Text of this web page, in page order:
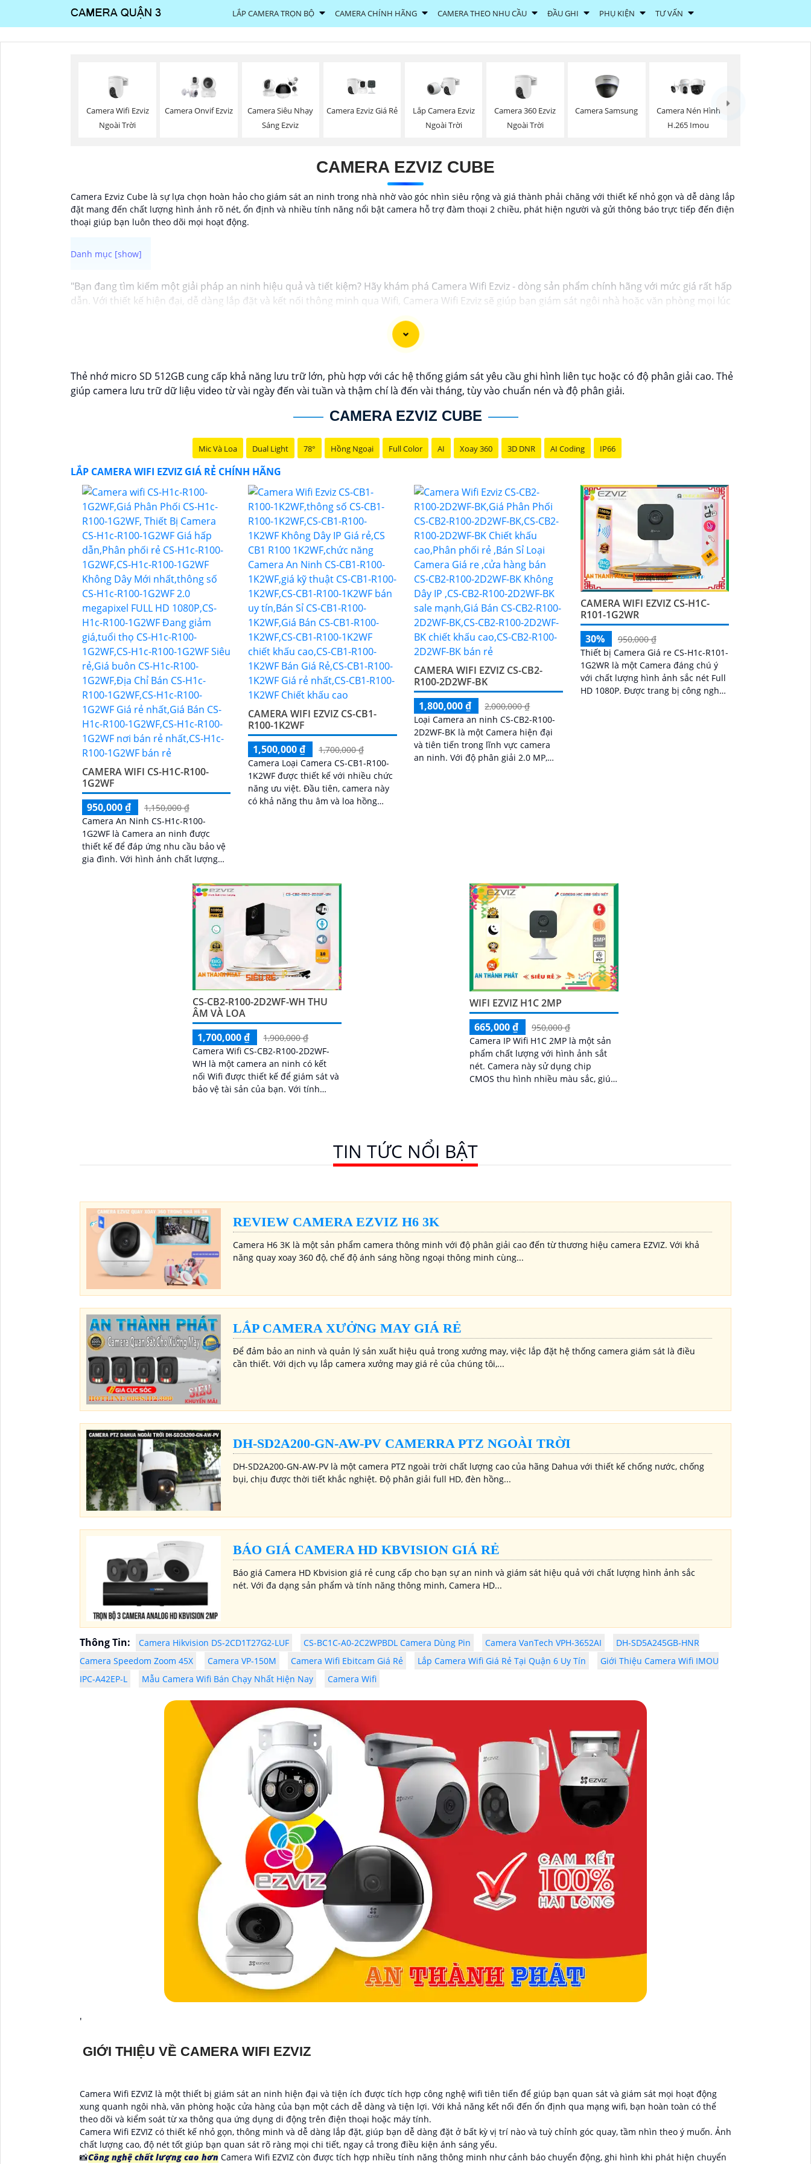
LẮP CAMERA TRỌN BỘ CAMERA CHÍNH HÃNG CAMERA THEO NHU CẦU ĐẦU GHI PHỤ KIỆN TƯ VẤN
Camera Wifi Ezviz
Ngoài Trời
Camera Onvif Ezviz
Camera Siêu Nhạy
Sáng Ezviz
Camera Ezviz Giá Rẻ
Lắp Camera Ezviz
Ngoài Trời
Camera 360 Ezviz
Ngoài Trời
Camera Samsung
Camera Nén Hình
H.265 Imou
CAMERA EZVIZ CUBE
Camera Ezviz Cube là sự lựa chọn hoàn hảo cho giám sát an ninh trong nhà nhờ vào góc nhìn siêu rộng và giá thành phải chăng với thiết kế nhỏ gọn và dễ dàng lắp
đặt mang đến chất lượng hình ảnh rõ nét, ổn định và nhiều tính năng nổi bật camera hỗ trợ đàm thoại 2 chiều, phát hiện người và gửi thông báo trực tiếp đến điện
thoại giúp bạn luôn theo dõi mọi hoạt động.
"Bạn đang tìm kiếm một giải pháp an ninh hiệu quả và tiết kiệm? Hãy khám phá Camera Wifi Ezviz - dòng sản phẩm chính hãng với mức giá rất hấp
dẫn. Với thiết kế hiện đại, dễ dàng lắp đặt và kết nối thông minh qua Wifi, Camera Wifi Ezviz sẽ giúp bạn giám sát ngôi nhà hoặc văn phòng mọi lúc
Không chỉ vậy, sản phẩm cũng mang lại chất lượng hình ảnh sắc nét và độ phân giải cao, cho phép bạn theo dõi mọi hoạt động một cách dễ dàng.
Đừng bỏ lỡ cơ hội sở hữu Camera Wifi Ezviz giá rẻ chính hãng để bảo vệ tài sản và gia đình của bạn ngay hôm nay!"
Thẻ nhớ micro SD 512GB cung cấp khả năng lưu trữ lớn, phù hợp với các hệ thống giám sát yêu cầu ghi hình liên tục hoặc có độ phân giải cao. Thẻ
giúp camera lưu trữ dữ liệu video từ vài ngày đến vài tuần và thậm chí là đến vài tháng, tùy vào chuẩn nén và độ phân giải.
CAMERA EZVIZ CUBE
Mic Và Loa Dual Light 78° Hồng Ngoại Full Color AI Xoay 360 3D DNR AI Coding IP66
LẮP CAMERA WIFI EZVIZ GIÁ RẺ CHÍNH HÃNG
CAMERA WIFI CS-H1C-R100-
1G2WF
950,000 ₫
1,150,000 ₫
Camera An Ninh CS-H1c-R100-
1G2WF là Camera an ninh được
thiết kế để đáp ứng nhu cầu bảo vệ
gia đình. Với hình ảnh chất lượng
CAMERA WIFI EZVIZ CS-CB1-
R100-1K2WF
1,500,000 ₫
1,700,000 ₫
Camera Loại Camera CS-CB1-R100-
1K2WF được thiết kế với nhiều chức
năng ưu việt. Đầu tiên, camera này
có khả năng thu âm và loa hồng
CAMERA WIFI EZVIZ CS-CB2-
R100-2D2WF-BK
1,800,000 ₫
2,000,000 ₫
Loại Camera an ninh CS-CB2-R100-
2D2WF-BK là một Camera hiện đại
và tiên tiến trong lĩnh vực camera
an ninh. Với độ phân giải 2.0 MP,
CAMERA WIFI EZVIZ CS-H1C-
R101-1G2WR
30%
950,000 ₫
Thiết bị Camera Giá re CS-H1c-R101-
1G2WR là một Camera đáng chú ý
với chất lượng hình ảnh sắc nét Full
HD 1080P. Được trang bị công nghệ
CS-CB2-R100-2D2WF-WH THU
ÂM VÀ LOA
1,700,000 ₫
1,900,000 ₫
Camera Wifi CS-CB2-R100-2D2WF-
WH là một camera an ninh có kết
nối Wifi được thiết kế để giám sát và
bảo vệ tài sản của bạn. Với tính
WIFI EZVIZ H1C 2MP
665,000 ₫
950,000 ₫
Camera IP Wifi H1C 2MP là một sản
phẩm chất lượng với hình ảnh sắt
nét. Camera này sử dụng chip
CMOS thu hình nhiều màu sắc, giúp
TIN TỨC NỔI BẬT
REVIEW CAMERA EZVIZ H6 3K
Camera H6 3K là một sản phẩm camera thông minh với độ phân giải cao đến từ thương hiệu camera EZVIZ. Với khả
năng quay xoay 360 độ, chế độ ánh sáng hồng ngoại thông minh cùng...
LẮP CAMERA XƯỞNG MAY GIÁ RẺ
Để đảm bảo an ninh và quản lý sản xuất hiệu quả trong xưởng may, việc lắp đặt hệ thống camera giám sát là điều
cần thiết. Với dịch vụ lắp camera xưởng may giá rẻ của chúng tôi,...
DH-SD2A200-GN-AW-PV CAMERRA PTZ NGOÀI TRỜI
DH-SD2A200-GN-AW-PV là một camera PTZ ngoài trời chất lượng cao của hãng Dahua với thiết kế chống nước, chống
bụi, chịu được thời tiết khắc nghiệt. Độ phân giải full HD, đèn hồng...
BÁO GIÁ CAMERA HD KBVISION GIÁ RẺ
Báo giá Camera HD Kbvision giá rẻ cung cấp cho bạn sự an ninh và giám sát hiệu quả với chất lượng hình ảnh sắc
nét. Với đa dạng sản phẩm và tính năng thông minh, Camera HD...
Thông Tin: Camera Hikvision DS-2CD1T27G2-LUF CS-BC1C-A0-2C2WPBDL Camera Dùng Pin Camera VanTech VPH-3652AI
DH-SD5A245GB-HNR
Camera Speedom Zoom 45X
Camera VP-150M Camera Wifi Ebitcam Giá Rẻ Lắp Camera Wifi Giá Rẻ Tại Quận 6 Uy Tín
Giới Thiệu Camera Wifi IMOU
IPC-A42EP-L
Mẫu Camera Wifi Bán Chạy Nhất Hiện Nay Camera Wifi
'
GIỚI THIỆU VỀ CAMERA WIFI EZVIZ
Camera Wifi EZVIZ là một thiết bị giám sát an ninh hiện đại và tiện ích được tích hợp công nghệ wifi tiên tiến để giúp bạn quan sát và giám sát mọi hoạt động
xung quanh ngôi nhà, văn phòng hoặc cửa hàng của bạn một cách dễ dàng và tiện lợi. Với khả năng kết nối đến ổn định qua mạng wifi, bạn hoàn toàn có thể
theo dõi và kiểm soát từ xa thông qua ứng dụng di động trên điện thoại hoặc máy tính.
Camera Wifi EZVIZ có thiết kế nhỏ gọn, thông minh và dễ dàng lắp đặt, giúp bạn dễ dàng đặt ở bất kỳ vị trí nào và tuỳ chỉnh góc quay, tầm nhìn theo ý muốn. Ảnh
chất lượng cao, độ nét tốt giúp bạn quan sát rõ ràng mọi chi tiết, ngay cả trong điều kiện ánh sáng yếu.
📸Công nghệ chất lượng cao hơn Camera Wifi EZVIZ còn được tích hợp nhiều tính năng thông minh như cảnh báo chuyển động, ghi hình khi phát hiện chuyển